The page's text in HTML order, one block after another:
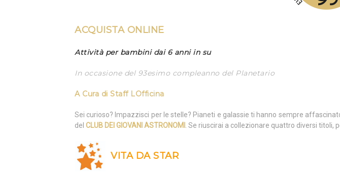
ACQUISTA ONLINE
Attività per bambini dai 6 anni in su
In occasione del 93esimo compleanno del Planetario
A Cura di Staff LOfficina
Sei curioso? Impazzisci per le stelle? Pianeti e galassie ti hanno sempre
del CLUB DEI GIOVANI ASTRONOMI . Se riuscirai a collezionare quattro diversi titoli,
VITA DA STAR